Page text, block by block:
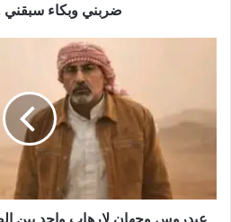
ضربني وبكاء
عيدروس وجهان لإرهاب واحد بين